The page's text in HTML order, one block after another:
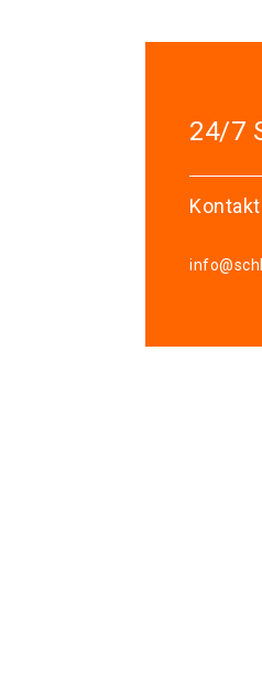
24/7
Kontakt